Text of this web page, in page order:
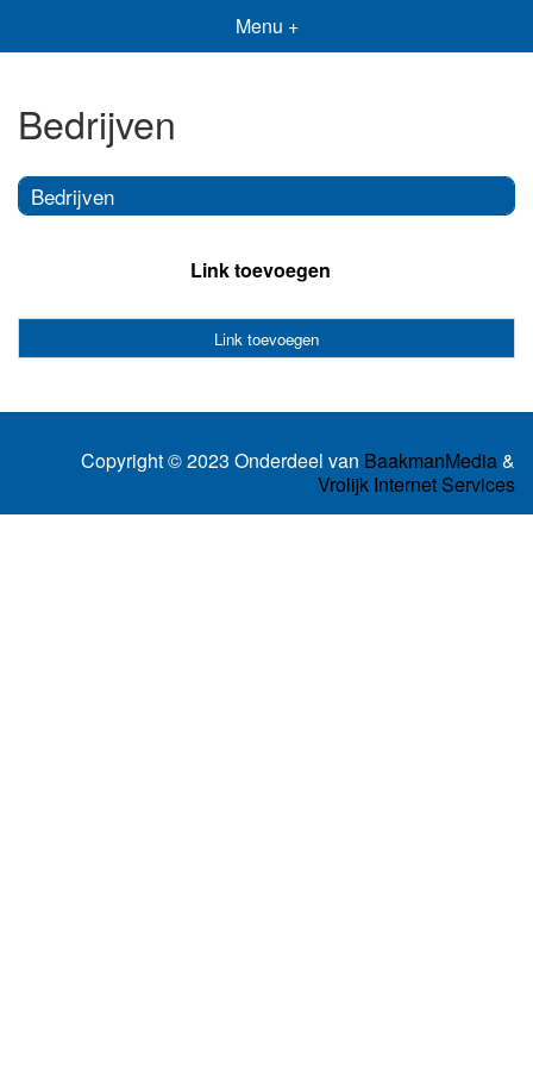
Menu +
Bedrijven
Bedrijven
Link toevoegen
Link toevoegen
Copyright © 2023 Onderdeel van BaakmanMedia&
Vrolijk Internet Services